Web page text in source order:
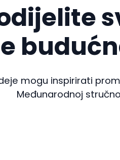
mogu inspirirati
Međunarodnoj